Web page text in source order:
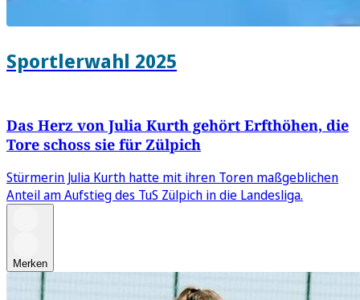
Sportlerwahl 2025
Das Herz von Julia Kurth gehört Erfthöhen, die
Tore schoss sie für Zülpich
Stürmerin Julia Kurth hatte mit ihren Toren maßgeblichen
Anteil am Aufstieg des TuS Zülpich in die Landesliga.
Merken